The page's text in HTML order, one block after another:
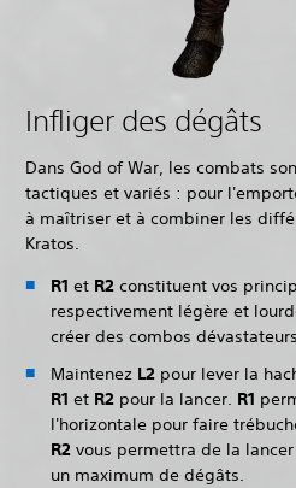
Infliger des dégâts
Dans God of War, les combats
tactiques et variés : pour
à maîtriser et à combiner les
Kratos.‎
R1 et R2 constituent vos
respectivement légère et
créer des combos
Maintenez L2 pour lever la
R1 et R2 pour la lancer. R1
l'horizontale pour faire
R2 vous permettra de la
un maximum de dégâts.